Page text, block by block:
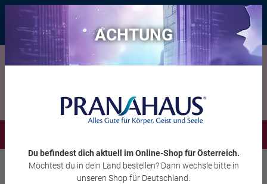
Bis zu 20 € Rabatt* mit dem Vorteils-Codeeintauchen , gültig bis
11.08.2026
Versand & Bezahlung Rücksendung
ACHTUNG
Du befindest dich aktuell im Online-Shopfür Österreich.
Möchtest du in dein Land bestellen? Dann wechsle bitte in
unseren Shop für Deutschland